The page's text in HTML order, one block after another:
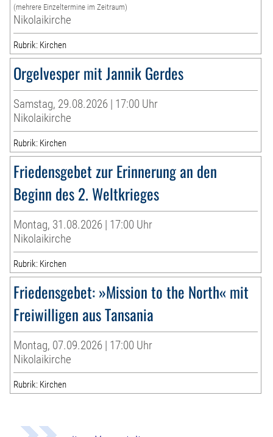
(mehrere Einzeltermine im Zeitraum)
Nikolaikirche
Rubrik: Kirchen
Orgelvesper mit Jannik Gerdes
Samstag, 29.08.2026 | 17:00 Uhr
Nikolaikirche
Rubrik: Kirchen
Friedensgebet zur Erinnerung an den
Beginn des 2. Weltkrieges
Montag, 31.08.2026 | 17:00 Uhr
Nikolaikirche
Rubrik: Kirchen
Friedensgebet: »Mission to the North« mit
Freiwilligen aus Tansania
Montag, 07.09.2026 | 17:00 Uhr
Nikolaikirche
Rubrik: Kirchen